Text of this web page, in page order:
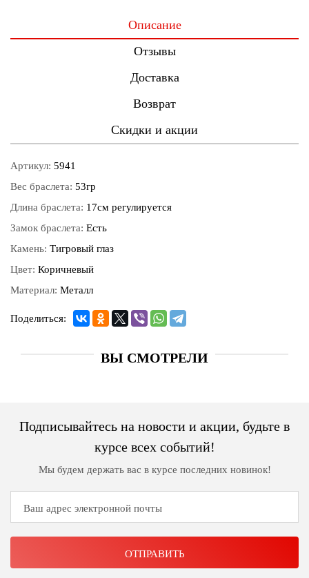
Описание
Отзывы
Доставка
Возврат
Скидки и акции
Артикул: 5941
Вес браслета: 53гр
Длина браслета: 17см регулируется
Замок браслета: Есть
Камень: Тигровый глаз
Цвет: Коричневый
Материал: Металл
Поделиться:
ВЫ СМОТРЕЛИ
Подписывайтесь на новости и акции, будьте в
курсе всех событий!
Мы будем держать вас в курсе последних новинок!